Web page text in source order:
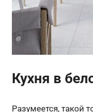
Кухня в
Разумеется, такой